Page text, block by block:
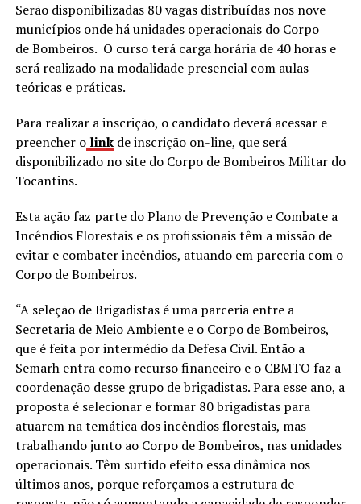
Serão disponibilizadas 80 vagas distribuídas nos nove
municípios onde há unidades operacionais do Corpo
de Bombeiros. O curso terá carga horária de 40 horas e
será realizado na modalidade presencial com aulas
teóricas e práticas.
Para realizar a inscrição, o candidato deverá acessar e
preencher o linkde inscrição on-line, que será
disponibilizado no site do Corpo de Bombeiros Militar do
Tocantins.
Esta ação faz parte do Plano de Prevenção e Combate a
Incêndios Florestais e os profissionais têm a missão de
evitar e combater incêndios, atuando em parceria com o
Corpo de Bombeiros.
“A seleção de Brigadistas é uma parceria entre a
Secretaria de Meio Ambiente e o Corpo de Bombeiros,
que é feita por intermédio da Defesa Civil. Então a
Semarh entra como recurso financeiro e o CBMTO faz a
coordenação desse grupo de brigadistas. Para esse ano, a
proposta é selecionar e formar 80 brigadistas para
atuarem na temática dos incêndios florestais, mas
trabalhando junto ao Corpo de Bombeiros, nas unidades
operacionais. Têm surtido efeito essa dinâmica nos
últimos anos, porque reforçamos a estrutura de